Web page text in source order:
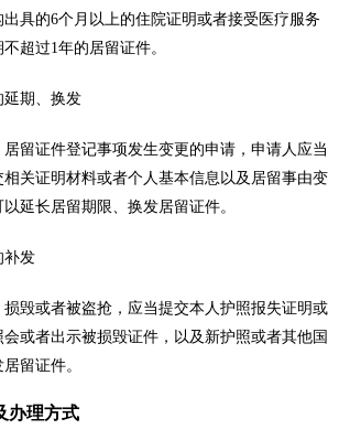
具的6个月以上的住院证明或者接受医疗服务
超过1年的居留证件。
延期、换发
留证件登记事项发生变更的申请，申请人应当
关证明材料或者个人基本信息以及居留事由变
延长居留期限、换发居留证件。
补发
毁或者被盗抢，应当提交本人护照报失证明或
或者出示被损毁证件，以及新护照或者其他国
留证件。
办理方式